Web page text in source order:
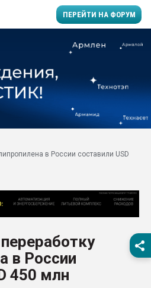
ПЕРЕЙТИ НА ФОРУМ
заводу пластмасс"
28.07.2026
первый план в
28.07.2026
ситуацией на
Всё, что касается
в России составили USD
в России
450 млн